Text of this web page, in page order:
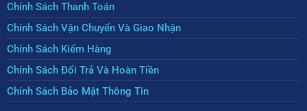
Chính Sách Thanh Toán
Chính Sách Vận Chuyển Và Giao Nhận
Chính Sách Kiểm Hàng
Chính Sách Đổi Trả Và Hoàn Tiền
Chính Sách Bảo Mật Thông Tin